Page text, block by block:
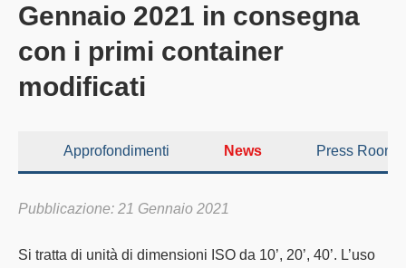
Gennaio 2021 in consegna
con i primi container
modificati
Approfondimenti News Press Room
Pubblicazione: 21 Gennaio 2021
Si tratta di unità di dimensioni ISO da 10’, 20’, 40’. L’uso